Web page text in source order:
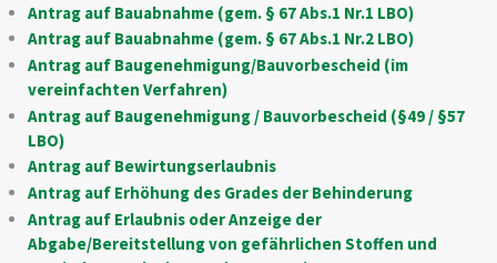
Antrag auf Bauabnahme (gem. § 67 Abs.1 Nr.1 LBO)
Antrag auf Bauabnahme (gem. § 67 Abs.1 Nr.2 LBO)
Antrag auf Baugenehmigung/Bauvorbescheid (im
vereinfachten Verfahren)
Antrag auf Baugenehmigung / Bauvorbescheid (§49 / §57
LBO)
Antrag auf Bewirtungserlaubnis
Antrag auf Erhöhung des Grades der Behinderung
Antrag auf Erlaubnis oder Anzeige der
Abgabe/Bereitstellung von gefährlichen Stoffen und